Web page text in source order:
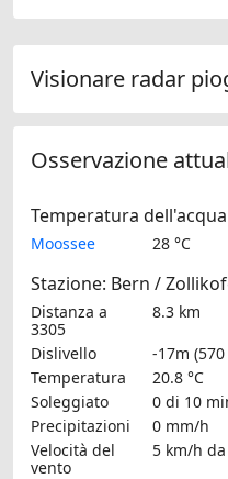
Visionare radar
Osservazione
Temperatura dell'acqua
Moossee 28 °C
Stazione: Bern /
Distanza a
3305
8.3 km
Dislivello
-17m
Temperatura
20.8 °C
Soleggiato
0 di 10
Precipitazioni
0 mm/h
Velocità del
vento
5 km/h